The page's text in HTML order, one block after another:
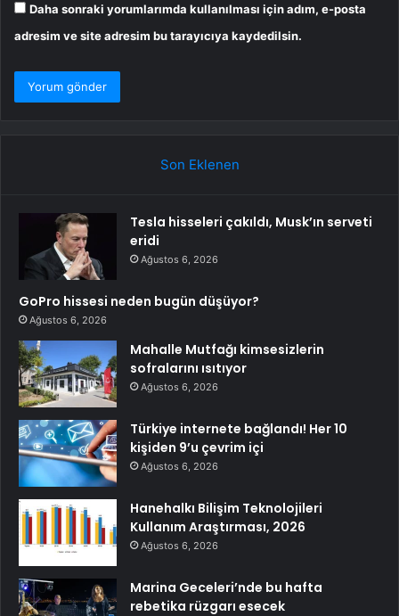
Daha sonraki yorumlarımda kullanılması için adım, e-posta
adresim ve site adresim bu tarayıcıya kaydedilsin.
Son Eklenen
Tesla hisseleri çakıldı, Musk’ın serveti
eridi
Ağustos 6, 2026
GoPro hissesi neden bugün düşüyor?
Ağustos 6, 2026
Mahalle Mutfağı kimsesizlerin
sofralarını ısıtıyor
Ağustos 6, 2026
Türkiye internete bağlandı! Her 10
kişiden 9’u çevrim içi
Ağustos 6, 2026
Hanehalkı Bilişim Teknolojileri
Kullanım Araştırması, 2026
Ağustos 6, 2026
Marina Geceleri’nde bu hafta
rebetika rüzgarı esecek